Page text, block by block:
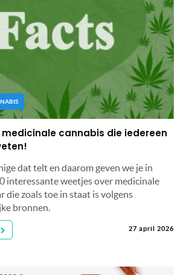
medicinale cannabis die iedereen
dat telt en daarom geven we je in
interessante weetjes over medicinale
die zoals toe in staat is volgens
bronnen.
27 april 2026